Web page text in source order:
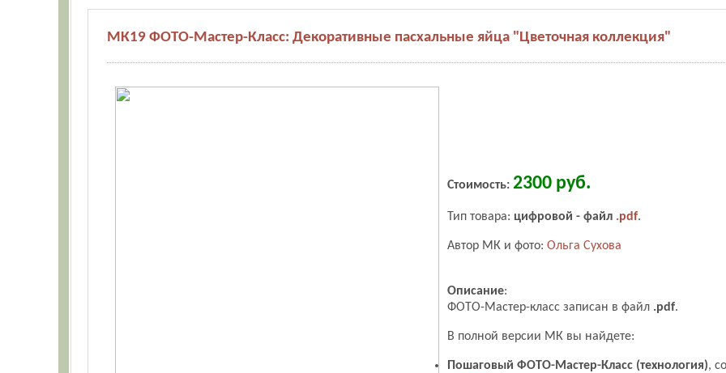
МК19 ФОТО-Мастер-Класс: Декоративные пасхальные яйца "Цветочная коллекция"
Стоимость: 2300 руб.
Тип товара: цифровой - файл .pdf.
Автор МК и фото: Ольга Сухова
Описание:
ФОТО-Мастер-класс записан в файл .pdf.
В полной версии МК вы найдете:
Пошаговый ФОТО-Мастер-Класс (технология),